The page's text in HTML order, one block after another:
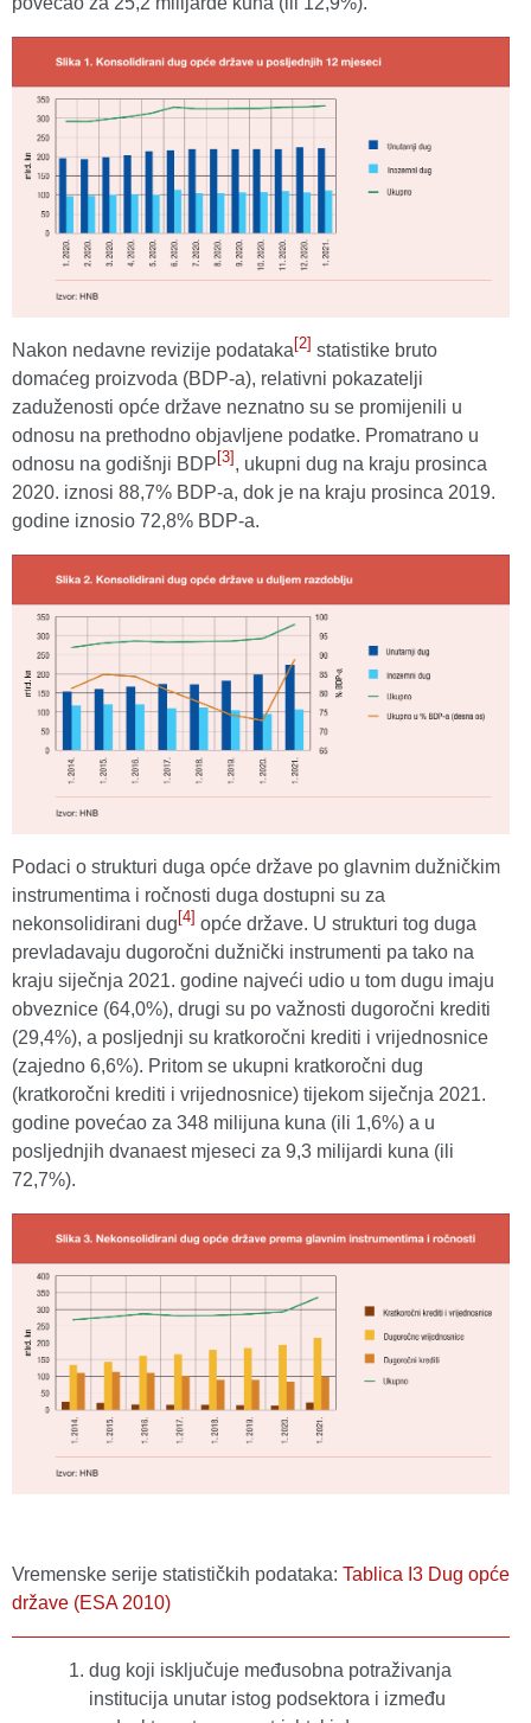
Nakon nedavne revizije podataka [2] statistike bruto
domaćeg proizvoda (BDP-a), relativni pokazatelji
zaduženosti opće države neznatno su se promijenili u
odnosu na prethodno objavljene podatke. Promatrano u
odnosu na godišnji BDP [3] , ukupni dug na kraju prosinca
2020. iznosi 88,7% BDP-a, dok je na kraju prosinca 2019.
godine iznosio 72,8% BDP-a.
Podaci o strukturi duga opće države po glavnim dužničkim
instrumentima i ročnosti duga dostupni su za
nekonsolidirani dug [4] opće države. U strukturi tog duga
prevladavaju dugoročni dužnički instrumenti pa tako na
kraju siječnja 2021. godine najveći udio u tom dugu imaju
obveznice (64,0%), drugi su po važnosti dugoročni krediti
(29,4%), a posljednji su kratkoročni krediti i vrijednosnice
(zajedno 6,6%). Pritom se ukupni kratkoročni dug
(kratkoročni krediti i vrijednosnice) tijekom siječnja 2021.
godine povećao za 348 milijuna kuna (ili 1,6%) a u
posljednjih dvanaest mjeseci za 9,3 milijardi kuna (ili
72,7%).
Vremenske serije statističkih podataka: Tablica I3 Dug opće
države (ESA 2010)
dug koji isključuje međusobna potraživanja
institucija unutar istog podsektora i između